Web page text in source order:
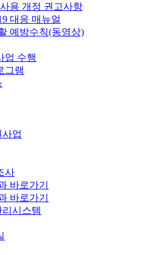
용 개정 권고사항
대응 매뉴얼
예방수칙(동영상)
업 수행
그램
업
사
바로가기
바로가기
시스템